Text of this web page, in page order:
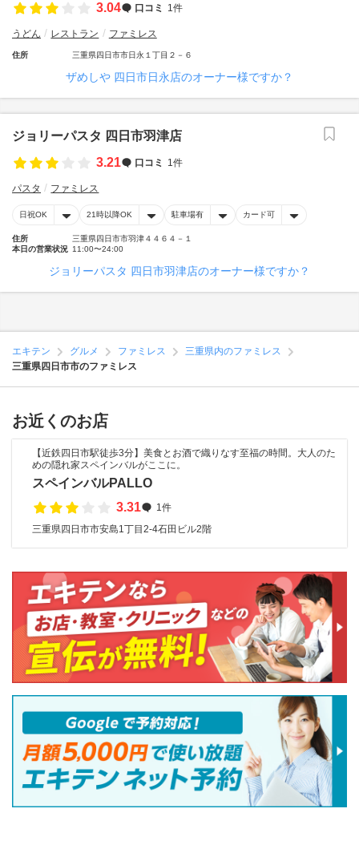
3.04
口コミ 1件
うどん レストラン ファミレス
住所 三重県四日市市日永１丁目２－６
ザめしや 四日市日永店のオーナー様ですか？
ジョリーパスタ 四日市羽津店
3.21
口コミ 1件
パスタ ファミレス
日祝OK 21時以降OK 駐車場有 カード可
住所
三重県四日市市羽津４４６４－１
本日の営業状況 11:00〜24:00
ジョリーパスタ 四日市羽津店のオーナー様ですか？
エキテン グルメ ファミレス
三重県内のファミレス
三重県四日市市のファミレス
お近くのお店
【近鉄四日市駅徒歩3分】美食とお酒で織りなす至福の時間。大人のた
めの隠れ家スペインバルがここに。
スペインバルPALLO
3.31
1件
三重県四日市市安島1丁目2-4石田ビル2階